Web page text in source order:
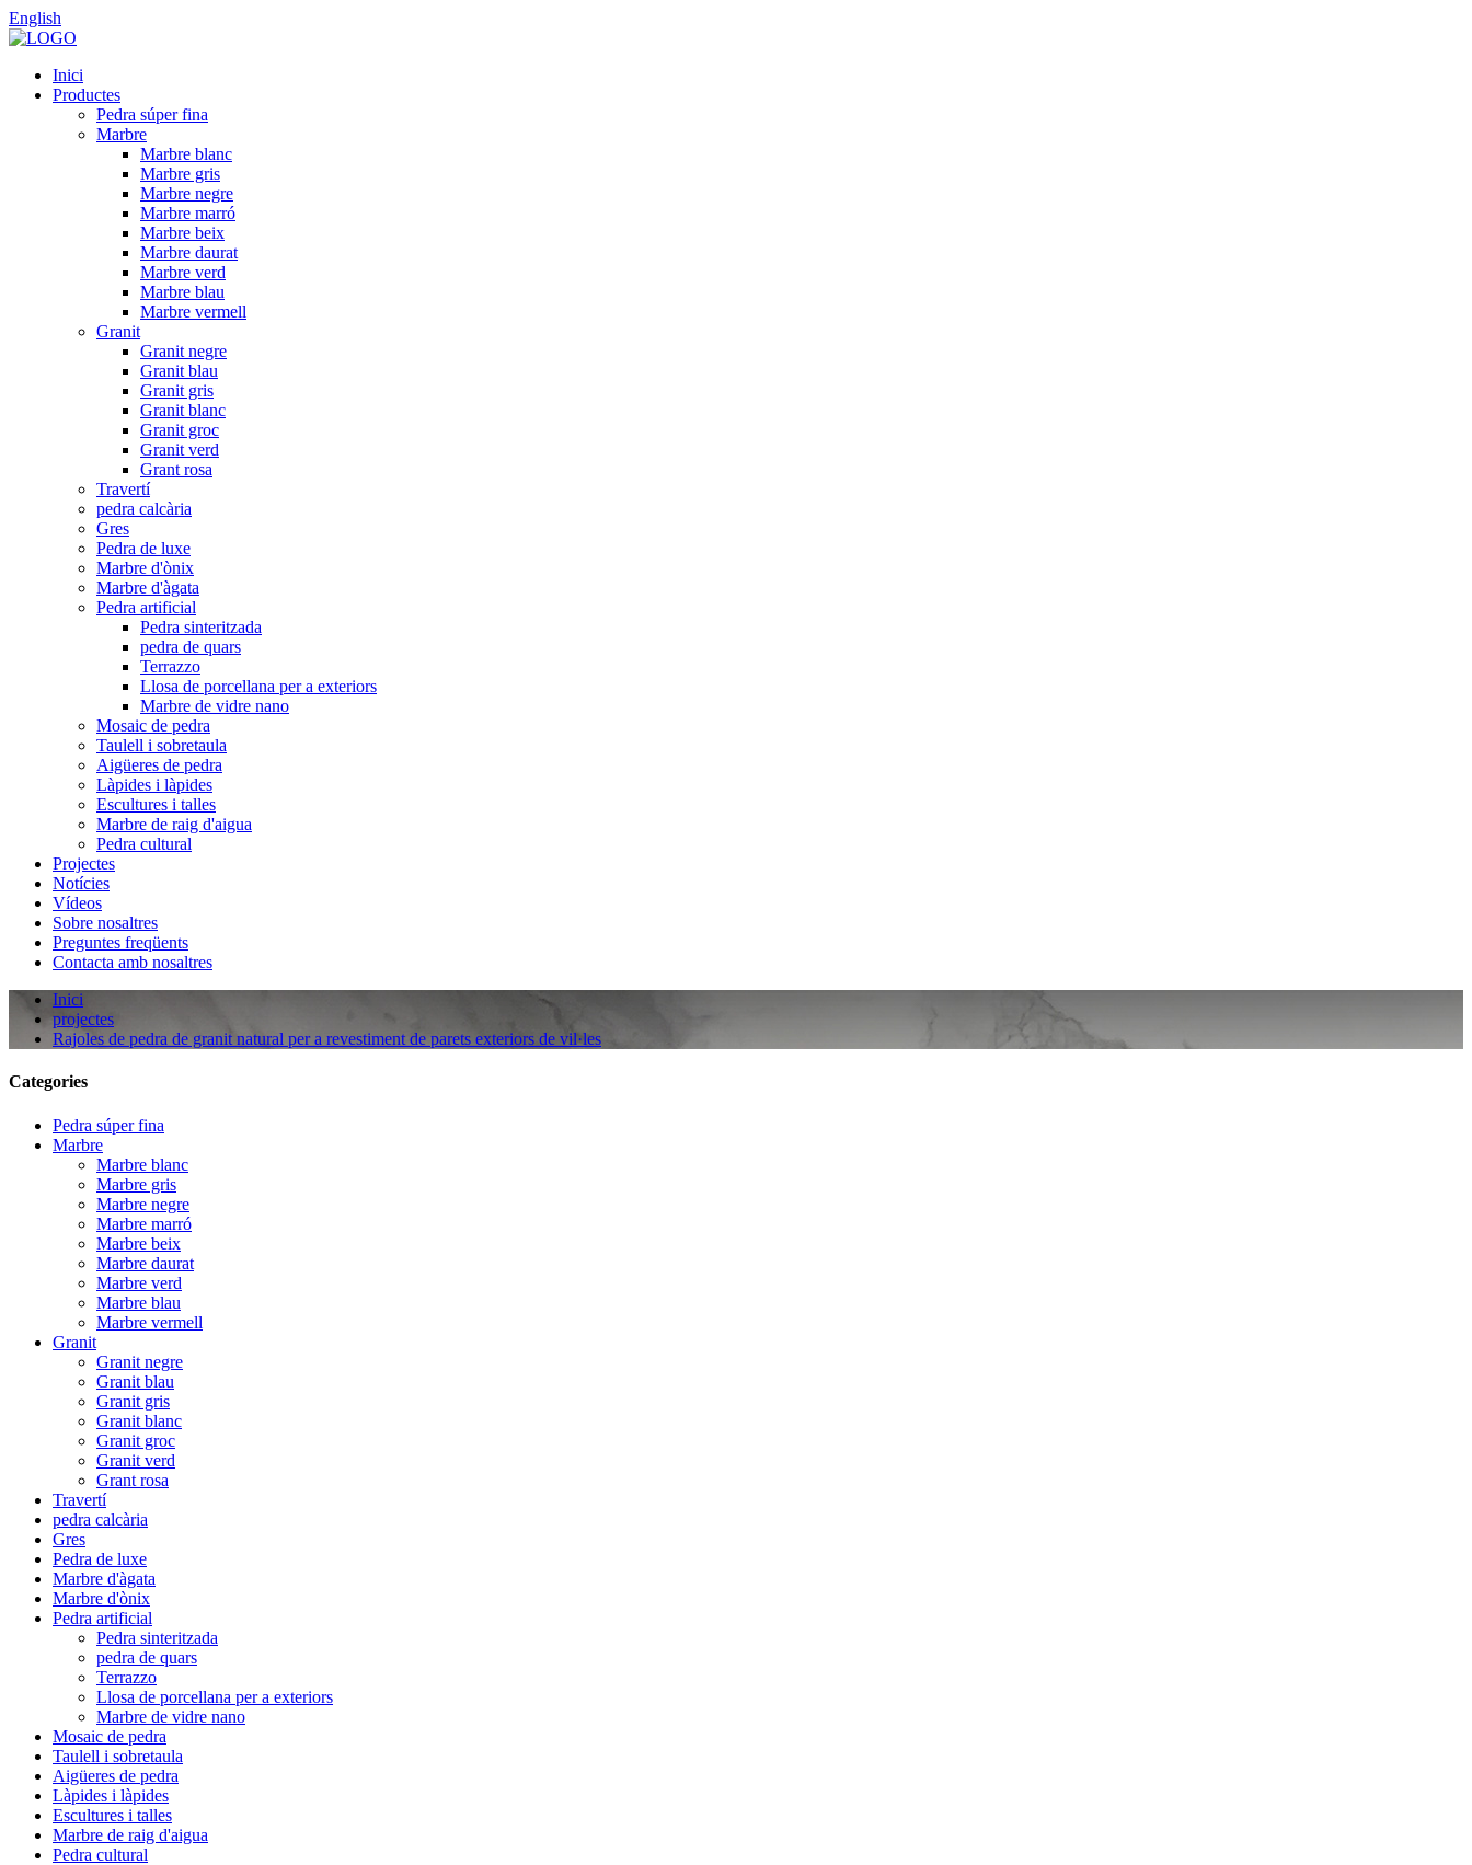
English
Inici
Productes
Pedra súper fina
Marbre
Marbre blanc
Marbre gris
Marbre negre
Marbre marró
Marbre beix
Marbre daurat
Marbre verd
Marbre blau
Marbre vermell
Granit
Granit negre
Granit blau
Granit gris
Granit blanc
Granit groc
Granit verd
Grant rosa
Travertí
pedra calcària
Gres
Pedra de luxe
Marbre d'ònix
Marbre d'àgata
Pedra artificial
Pedra sinteritzada
pedra de quars
Terrazzo
Llosa de porcellana per a exteriors
Marbre de vidre nano
Mosaic de pedra
Taulell i sobretaula
Aigüeres de pedra
Làpides i làpides
Escultures i talles
Marbre de raig d'aigua
Pedra cultural
Projectes
Notícies
Vídeos
Sobre nosaltres
Preguntes freqüents
Contacta amb nosaltres
Inici
projectes
Rajoles de pedra de granit natural per a revestiment de parets exteriors de vil·les
Categories
Pedra súper fina
Marbre
Marbre blanc
Marbre gris
Marbre negre
Marbre marró
Marbre beix
Marbre daurat
Marbre verd
Marbre blau
Marbre vermell
Granit
Granit negre
Granit blau
Granit gris
Granit blanc
Granit groc
Granit verd
Grant rosa
Travertí
pedra calcària
Gres
Pedra de luxe
Marbre d'àgata
Marbre d'ònix
Pedra artificial
Pedra sinteritzada
pedra de quars
Terrazzo
Llosa de porcellana per a exteriors
Marbre de vidre nano
Mosaic de pedra
Taulell i sobretaula
Aigüeres de pedra
Làpides i làpides
Escultures i talles
Marbre de raig d'aigua
Pedra cultural